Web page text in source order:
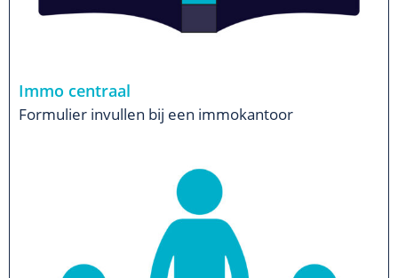
Immo centraal
Formulier invullen bij een immokantoor